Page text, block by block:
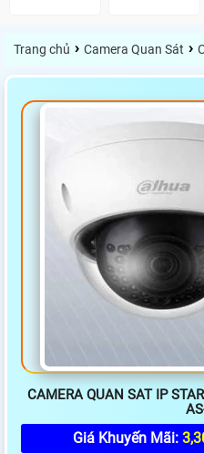
Trang chủ › Camera Quan Sát ›
CAMERA QUAN SAT IP
Giá Khuyến Mãi: